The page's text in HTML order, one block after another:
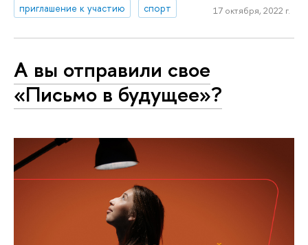
приглашение к участию
спорт 17 октября, 2022 г.
А вы отправили свое
«Письмо в будущее»?